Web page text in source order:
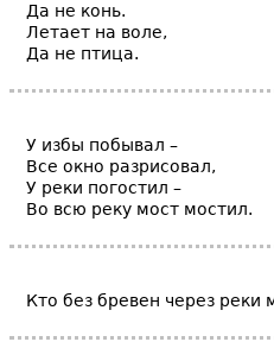
Да не конь.
Летает на воле,
Да не птица.
У избы побывал –
Все окно разрисовал,
У реки погостил –
Во всю реку мост мостил.
Кто без бревен через реки